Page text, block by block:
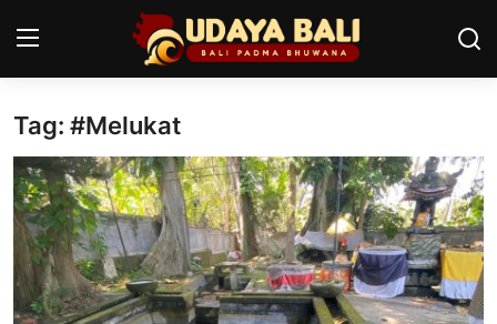
Home
Pura
Desa Adat
Tradisi
Tag: #Melukat